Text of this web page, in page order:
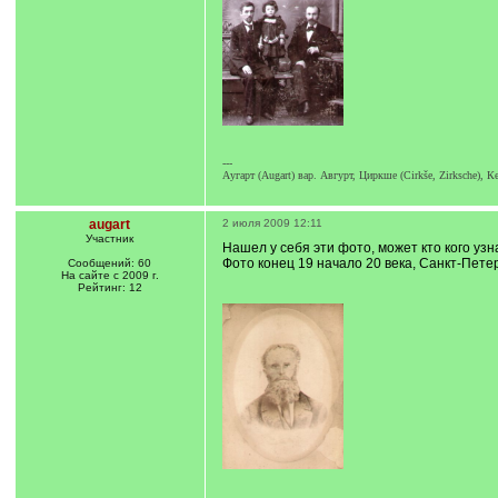
---
Аугарт (Augart) вар. Авгурт, Циркше (Cirkše, Zirksche),
augart
Участник
Сообщений: 60
На сайте с 2009 г.
Рейтинг: 12
2 июля 2009 12:11
Нашел у себя эти фото, может кто кого
Фото конец 19 начало 20 века, Санкт-